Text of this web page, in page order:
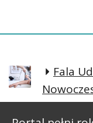
Fala